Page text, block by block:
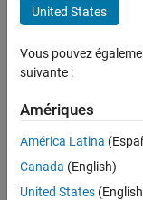
Learning
From the series:
Published: 24 Dec
Full Transcript
United States
Vous pouvez
suivante :
Amériques
América Latina
Canada (English)
United States